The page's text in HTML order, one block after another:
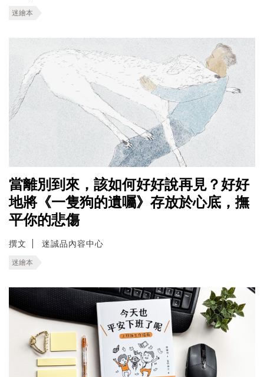
迷繪本
當離別到來，該如何好好說再見？好好
地將《一隻狗的遺囑》存放於心底，撫
平你的悲傷
撰文 迷誠品內容中心
迷繪本